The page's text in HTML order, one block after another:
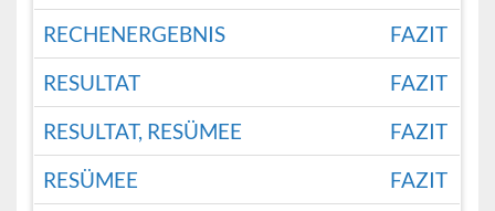
RECHENERGEBNIS
FAZIT
RESULTAT
FAZIT
RESULTAT, RESÜMEE
FAZIT
RESÜMEE
FAZIT